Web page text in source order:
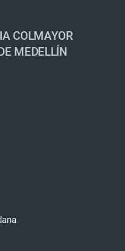
COLMAYOR
MEDELLÍN